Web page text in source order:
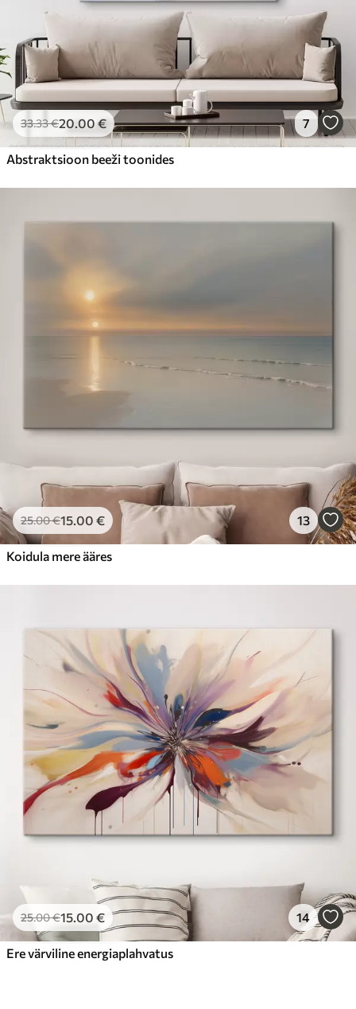
33.33€20.00 € 7
Abstraktsioon beeži toonides
25.00€15.00 € 13
Koidula mere ääres
25.00€15.00 € 14
Ere värviline energiaplahvatus